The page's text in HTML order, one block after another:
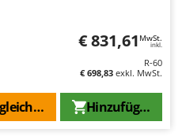
€ 831,61 MwSt.
inkl.
R-60
€ 698,83 exkl. MwSt.
Hinzufügen
Sie